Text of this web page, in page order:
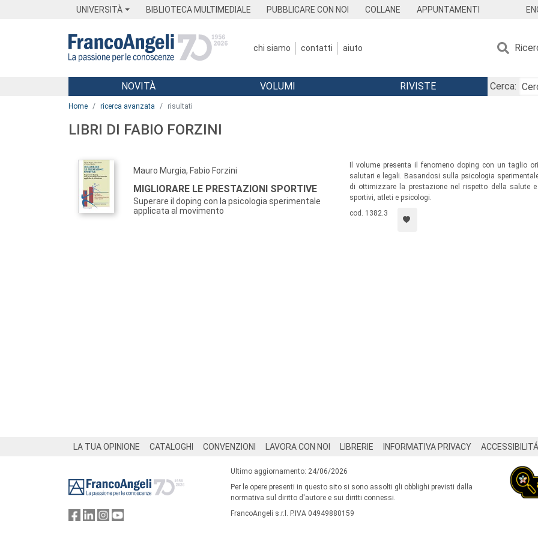
UNIVERSITÀ BIBLIOTECA MULTIMEDIALE PUBBLICARE CON NOI COLLANE APPUNTAMENTI
chi siamo contatti aiuto
Menu
NOVITÀ VOLUMI RIVISTE
Cerca:
Home ricerca avanzata risultati
LIBRI DI FABIO FORZINI
Mauro Murgia, Fabio Forzini
MIGLIORARE LE PRESTAZIONI SPORTIVE
Superare il doping con la psicologia sperimentale
applicata al movimento
Il volume presenta il fenomeno doping con un taglio
salutari e legali. Basandosi sulla psicologia
di ottimizzare la prestazione nel rispetto della salute
sportivi, atleti e psicologi.
cod. 1382.3
LA TUA OPINIONE CATALOGHI CONVENZIONI LAVORA CON NOI LIBRERIE INFORMATIVA PRIVACY ACCESSIBILITÁ
Ultimo aggiornamento: 24/06/2026
Per le opere presenti in questo sito si sono assolti gli obblighi previsti dalla
normativa sul diritto d'autore e sui diritti connessi.
FrancoAngeli s.r.l. P.IVA 04949880159